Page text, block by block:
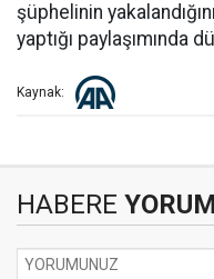
şüphelinin
yaptığı paylaşımında
Kaynak:
HABERE